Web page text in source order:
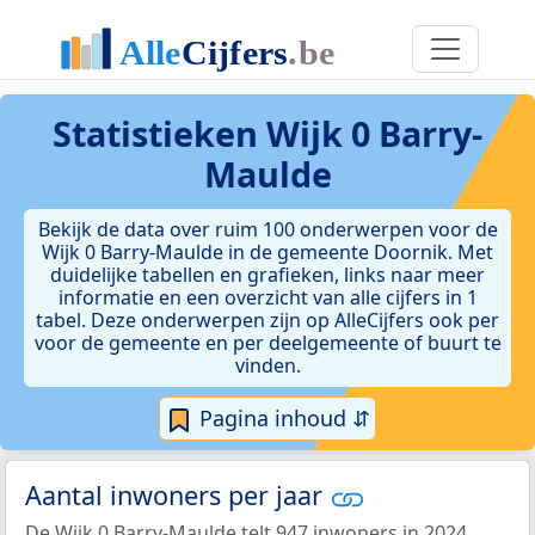
Statistieken Wijk 0 Barry-
Maulde
Bekijk de data over ruim 100 onderwerpen voor de
Wijk 0 Barry-Maulde in de gemeente Doornik. Met
duidelijke tabellen en grafieken, links naar meer
informatie en een overzicht van alle cijfers in 1
tabel. Deze onderwerpen zijn op AlleCijfers ook per
voor de gemeente en per deelgemeente of buurt te
vinden.
Pagina inhoud ⇵
Aantal inwoners per jaar